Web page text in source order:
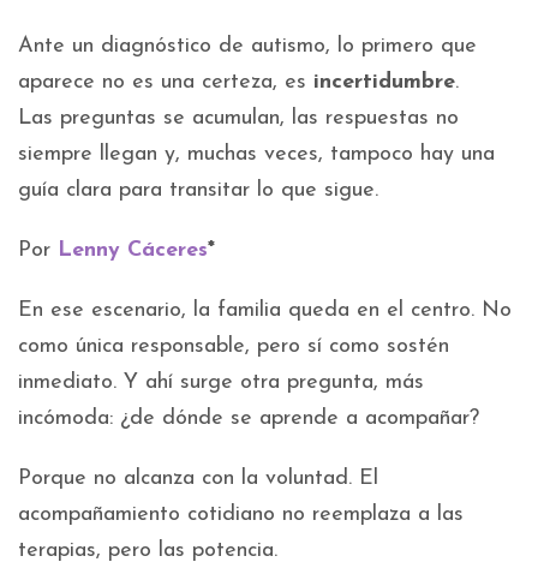
Ante un diagnóstico de autismo, lo primero que
aparece no es una certeza, es incertidumbre.
Las preguntas se acumulan, las respuestas no
siempre llegan y, muchas veces, tampoco hay una
guía clara para transitar lo que sigue.
Por Lenny Cáceres*
En ese escenario, la familia queda en el centro. No
como única responsable, pero sí como sostén
inmediato. Y ahí surge otra pregunta, más
incómoda: ¿de dónde se aprende a acompañar?
Porque no alcanza con la voluntad. El
acompañamiento cotidiano no reemplaza a las
terapias, pero las potencia.